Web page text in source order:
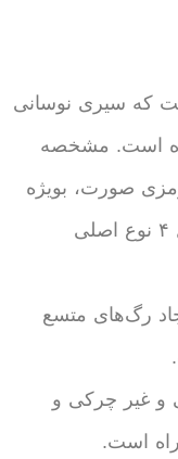
که سیری نوسانی
است. مشخصه
صورت، بویژه
در قسمت مرکزی است. در کل ۴ نوع اصلی
رگ‌های متسع
و غیر چرکی و
است.